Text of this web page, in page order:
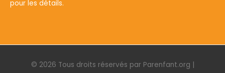
pour les détails.
© 2026 Tous droits réservés par Parenfant.org